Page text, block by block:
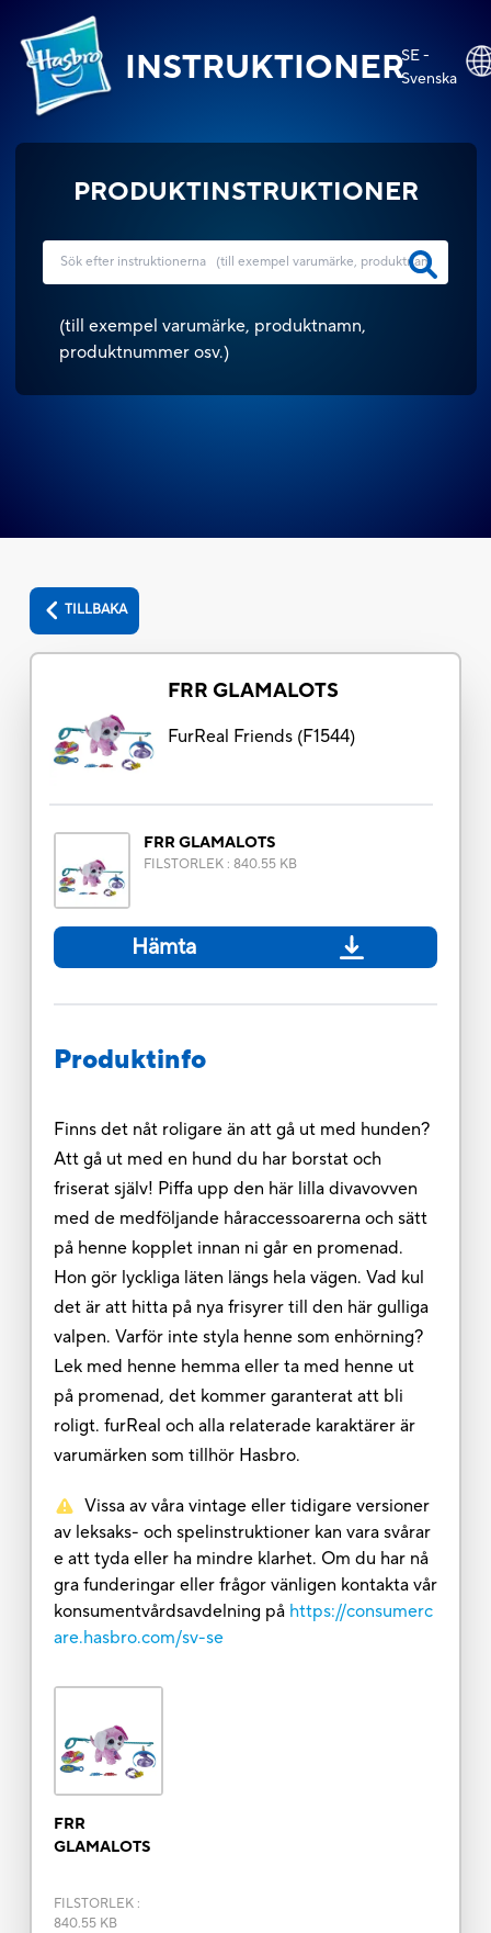
INSTRUKTIONERSE -
Svenska
PRODUKTINSTRUKTIONER
(till exempel varumärke, produktnamn,
produktnummer osv.)
TILLBAKA
FRR GLAMALOTS
FurReal Friends(F1544)
FRR GLAMALOTS
FILSTORLEK: 840.55 KB
Hämta
Produktinfo
Finns det nåt roligare än att gå ut med hunden?
Att gå ut med en hund du har borstat och
friserat själv! Piffa upp den här lilla divavovven
med de medföljande håraccessoarerna och sätt
på henne kopplet innan ni går en promenad.
Hon gör lyckliga läten längs hela vägen. Vad kul
det är att hitta på nya frisyrer till den här gulliga
valpen. Varför inte styla henne som enhörning?
Lek med henne hemma eller ta med henne ut
på promenad, det kommer garanterat att bli
roligt. furReal och alla relaterade karaktärer är
varumärken som tillhör Hasbro.
Vissa av våra vintage eller tidigare versioner
av leksaks- och spelinstruktioner kan vara svårar
e att tyda eller ha mindre klarhet. Om du har nå
gra funderingar eller frågor vänligen kontakta vår
konsumentvårdsavdelning på https://consumerc
are.hasbro.com/sv-se
FRR
GLAMALOTS
FILSTORLEK:
840.55 KB